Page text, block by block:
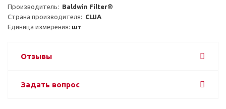
Производитель: Baldwin Filter®
Страна производителя: США
Единица измерения: шт
Отзывы
Задать вопрос